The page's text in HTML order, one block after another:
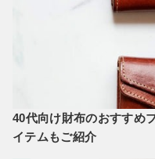
40代向け財布のおすすめ
イテムもご紹介